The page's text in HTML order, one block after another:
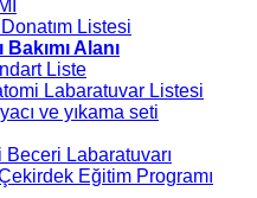
Listesi
Alanı
Liste
Labaratuvar Listesi
ve yıkama seti
Labaratuvarı
Eğitim Programı